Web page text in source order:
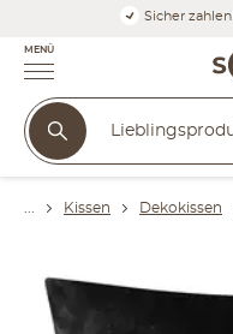
Sicher zahlen
MENÜ
Kissen Dekokissen